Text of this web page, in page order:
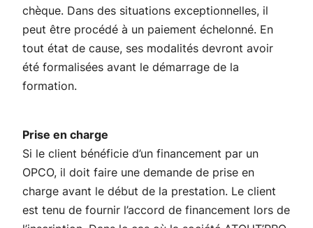
chèque. Dans des situations exceptionnelles, il
peut être procédé à un paiement échelonné. En
tout état de cause, ses modalités devront avoir
été formalisées avant le démarrage de la
formation.
Prise en charge
Si le client bénéficie d’un financement par un
OPCO, il doit faire une demande de prise en
charge avant le début de la prestation. Le client
est tenu de fournir l’accord de financement lors de